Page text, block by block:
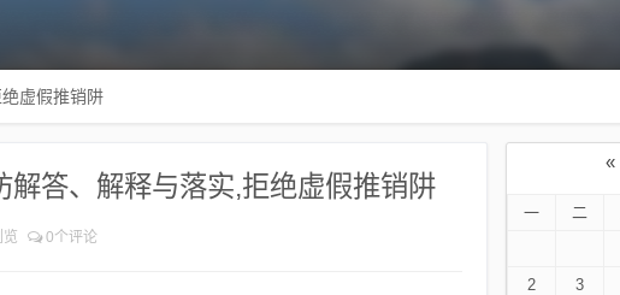
虚假推销阱
解答、解释与落实​,拒绝虚假推销阱
0个评论
«
一 二
2
3